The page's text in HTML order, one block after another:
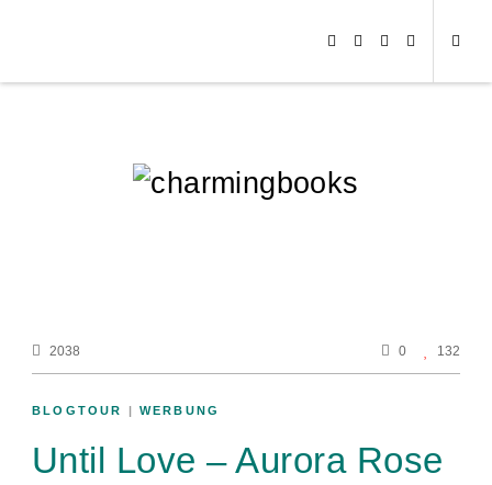
2038 0 132
BLOGTOUR | WERBUNG
Until Love – Aurora Rose